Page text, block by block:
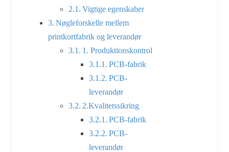
Vigtige egenskaber
Nøgleforskelle mellem
printkortfabrik og leverandør
1. Produktionskontrol
PCB-fabrik
PCB-
leverandør
2.Kvalitetssikring
PCB-fabrik
PCB-
leverandør